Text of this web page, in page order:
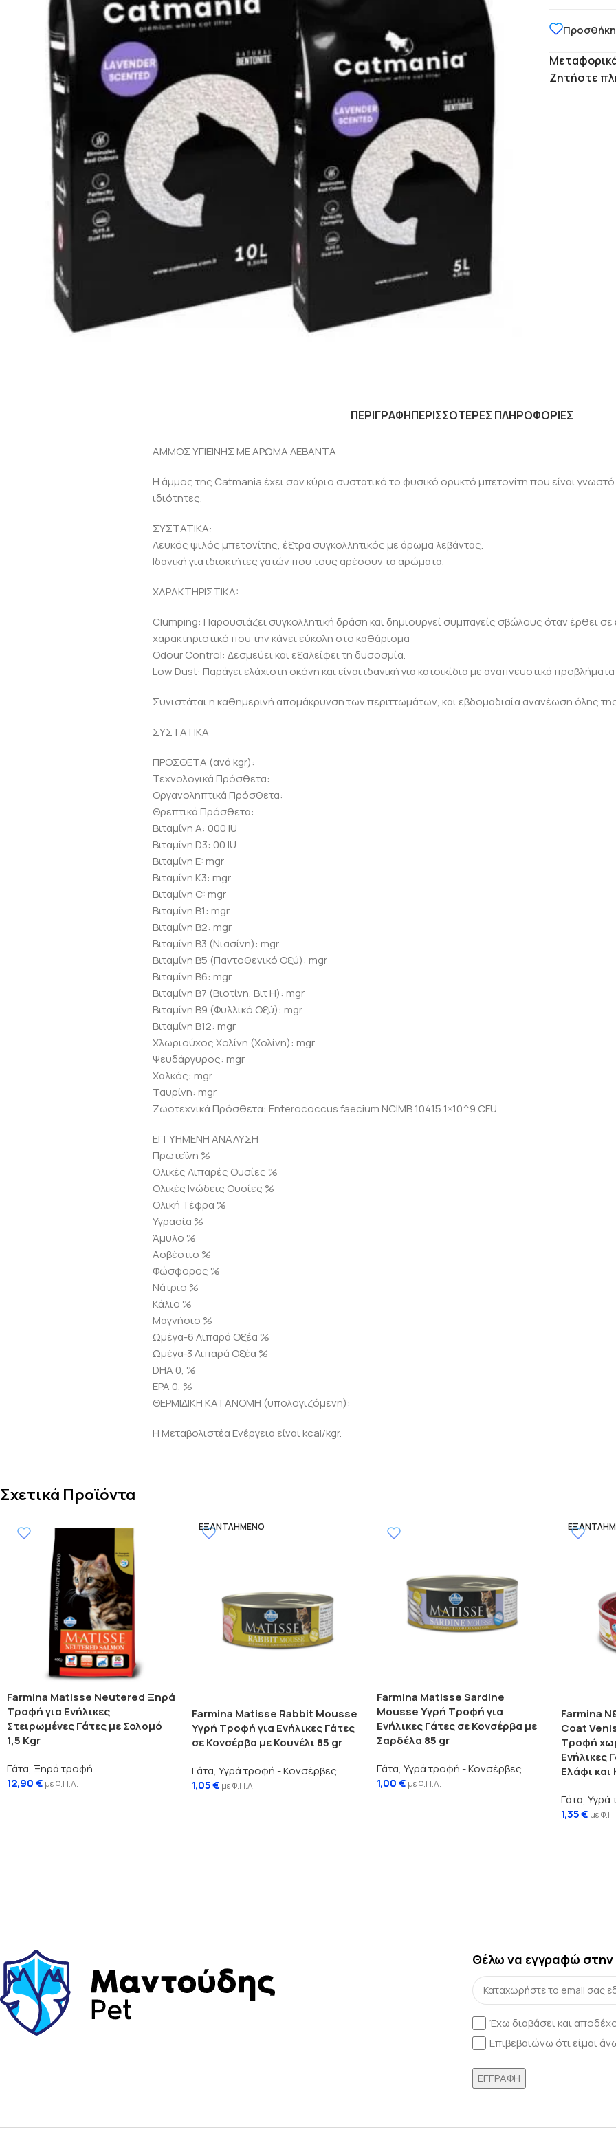
Ζητήστε
ΠΕΡΙΓΡΑΦΗΠΕΡΙΣΣΟΤΕΡΕΣ ΠΛΗΡΟΦΟΡΙΕΣ
ΑΜΜΟΣ ΥΓΙΕΙΝΗΣ ΜΕ ΑΡΩΜΑ ΛΕΒΑΝΤΑ
Η άμμος της Catmania έχει σαν κύριο συστατικό το φυσικό ορυκτό μπετονίτη που είναι
ιδιότητες.
ΣΥΣΤΑΤΙΚΑ:
Λευκός ψιλός μπετονίτης, έξτρα συγκολλητικός με άρωμα λεβάντας.
Ιδανική για ιδιοκτήτες γατών που τους αρέσουν τα αρώματα.
XΑΡΑΚΤΗΡΙΣΤΙΚA:
Clumping: Παρουσιάζει συγκολλητική δράση και δημιουργεί συμπαγείς σβώλους όταν έρθει
χαρακτηριστικό που την κάνει εύκολη στο καθάρισμα
Odour Control: Δεσμεύει και εξαλείφει τη δυσοσμία.
Low Dust: Παράγει ελάχιστη σκόνη και είναι ιδανική για κατοικίδια με αναπνευστικά
Συνιστάται η καθημερινή απομάκρυνση των περιττωμάτων, και εβδομαδιαία ανανέωση όλης
ΣΥΣΤΑΤΙΚΑ
ΠΡΟΣΘΕΤΑ (ανά kgr):
Τεχνολογικά Πρόσθετα:
Οργανοληπτικά Πρόσθετα:
Θρεπτικά Πρόσθετα:
Βιταμίνη Α: 000 IU
Βιταμίνη D3: 00 IU
Βιταμίνη E: mgr
Βιταμίνη Κ3: mgr
Βιταμίνη C: mgr
Βιταμίνη B1: mgr
Βιταμίνη B2: mgr
Βιταμίνη B3 (Νιασίνη): mgr
Βιταμίνη B5 (Παντοθενικό Οξύ): mgr
Βιταμίνη B6: mgr
Βιταμίνη B7 (Βιοτίνη, Βιτ Η): mgr
Βιταμίνη B9 (Φυλλικό Οξύ): mgr
Βιταμίνη B12: mgr
Χλωριούχος Χολίνη (Χολίνη): mgr
Ψευδάργυρος: mgr
Χαλκός: mgr
Ταυρίνη: mgr
Ζωοτεχνικά Πρόσθετα: Enterococcus faecium NCIMB 10415 1×10^9 CFU
ΕΓΓΥΗΜΕΝΗ ΑΝΑΛΥΣΗ
Πρωτεΐνη %
Ολικές Λιπαρές Ουσίες %
Ολικές Ινώδεις Ουσίες %
Ολική Τέφρα %
Υγρασία %
Άμυλο %
Ασβέστιο %
Φώσφορος %
Νάτριο %
Κάλιο %
Μαγνήσιο %
Ωμέγα-6 Λιπαρά Οξέα %
Ωμέγα-3 Λιπαρά Οξέα %
DHA 0, %
EPA 0, %
ΘΕΡΜΙΔΙΚΗ ΚΑΤΑΝΟΜΗ (υπολογιζόμενη):
Η Μεταβολιστέα Ενέργεια είναι kcal/kgr.
Σχετικά Προϊόντα
Farmina Matisse Neutered Ξηρά
Τροφή για Ενήλικες
Στειρωμένες Γάτες με Σολομό
1,5 Kgr
Γάτα, Ξηρά τροφή
12,90€ με Φ.Π.Α.
ΕΞΑΝΤΛΗΜΈΝΟ
Farmina Matisse Rabbit Mousse
Υγρή Τροφή για Ενήλικες Γάτες
σε Κονσέρβα με Κουνέλι 85 gr
Γάτα, Υγρά τροφή - Κονσέρβες
1,05€ με Φ.Π.Α.
Farmina Matisse Sardine
Mousse Υγρή Τροφή για
Ενήλικες Γάτες σε Κονσέρβα με
Σαρδέλα 85 gr
Γάτα, Υγρά τροφή - Κονσέρβες
1,00€ με Φ.Π.Α.
Farmina
Coat
Τροφή
Ενήλικες
Ελάφι και
Γάτα, Υγρά
1,35€ με
Θέλω να εγγραφώ στην
Έχω διαβάσει και
Επιβεβαιώνω ότι είμαι